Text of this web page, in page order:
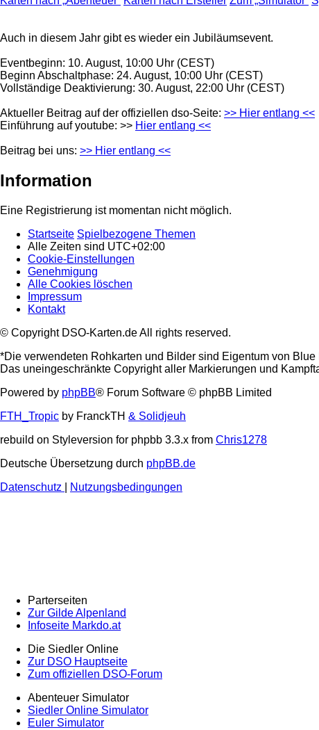
Auch in diesem Jahr gibt es wieder ein Jubiläumsevent.
Eventbeginn: 10. August, 10:00 Uhr (CEST)
Beginn Abschaltphase: 24. August, 10:00 Uhr (CEST)
Vollständige Deaktivierung: 30. August, 22:00 Uhr (CEST)
Aktueller Beitrag auf der offiziellen dso-Seite: >> Hier entlang <<
Einführung auf youtube: >> Hier entlang <<
Beitrag bei uns: >> Hier entlang <<
Information
Eine Registrierung ist momentan nicht möglich.
Startseite Spielbezogene Themen
Alle Zeiten sind UTC+02:00
Cookie-Einstellungen
Genehmigung
Alle Cookies löschen
Impressum
Kontakt
© Copyright DSO-Karten.de All rights reserved.
*Die verwendeten Rohkarten und Bilder sind Eigentum von
Das uneingeschränkte Copyright aller Markierungen und
Powered by phpBB® Forum Software © phpBB Limited
FTH_Tropic by FranckTH & Solidjeuh
rebuild on Styleversion for phpbb 3.3.x from Chris1278
Deutsche Übersetzung durch phpBB.de
Datenschutz
Nutzungsbedingungen
Parterseiten
Zur Gilde Alpenland
Infoseite Markdo.at
Die Siedler Online
Zur DSO Hauptseite
Zum offiziellen DSO-Forum
Abenteuer Simulator
Siedler Online Simulator
Euler Simulator